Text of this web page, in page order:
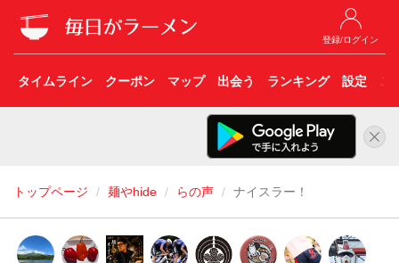
登録/ログイン
タイムライン クーポン マップ 出会う ランキング 設定 こ
トップページ 麺やhide らの声 ナイスラー！